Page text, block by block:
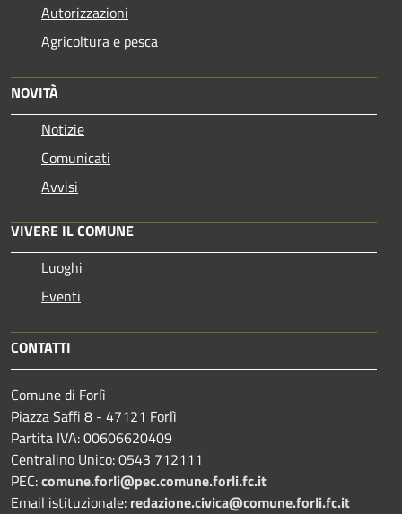
Autorizzazioni
Agricoltura e pesca
NOVITÀ
Notizie
Comunicati
Avvisi
VIVERE IL COMUNE
Luoghi
Eventi
CONTATTI
Comune di Forlì
Piazza Saffi 8 - 47121 Forlì
Partita IVA: 00606620409
Centralino Unico: 0543 712111
PEC:comune.forli@pec.comune.forli.fc.it
Email istituzionale: redazione.civica@comune.forli.fc.it